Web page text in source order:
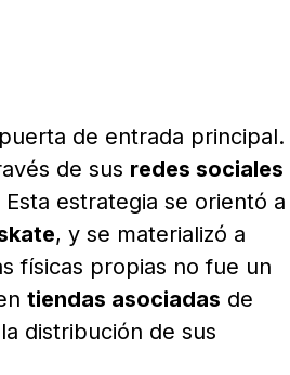
de entrada principal.
de sus redes sociales
Esta estrategia se orientó a
, y se materializó a
físicas propias no fue un
tiendas asociadas de
distribución de sus